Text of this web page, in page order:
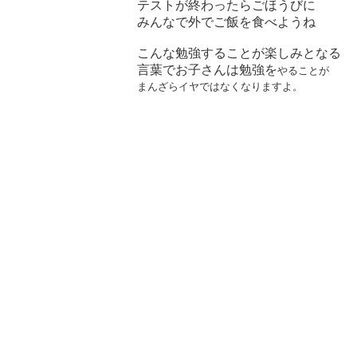
テストが終わったらごほうびに
みんなで外でご飯を食べようね
こんな勉強することが楽しみとなる
言葉でお子さんは勉強をやることが
まんざらイヤではなく なりますよ。